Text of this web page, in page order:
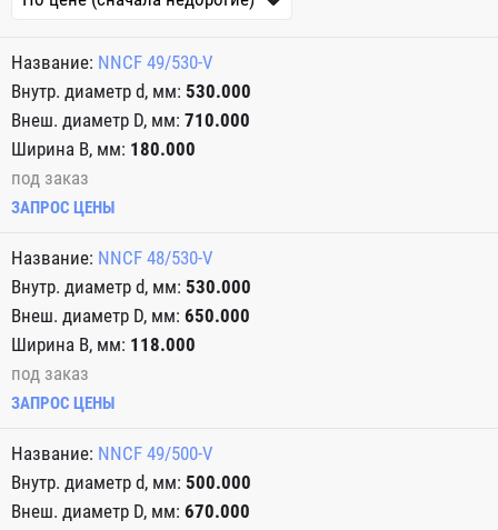
NNCF 49/530-V
530.000
710.000
180.000
под заказ
ЗАПРОС ЦЕНЫ
NNCF 48/530-V
530.000
650.000
118.000
под заказ
ЗАПРОС ЦЕНЫ
NNCF 49/500-V
500.000
670.000